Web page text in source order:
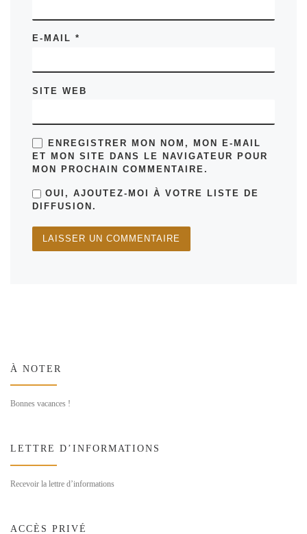
E-MAIL*
SITE WEB
ENREGISTRER MON NOM, MON E-MAIL
ET MON SITE DANS LE NAVIGATEUR POUR
MON PROCHAIN COMMENTAIRE.
OUI, AJOUTEZ-MOI À VOTRE LISTE DE
DIFFUSION.
À NOTER
Bonnes vacances !
LETTRE D’INFORMATIONS
Recevoir la lettre d’informations
ACCÈS PRIVÉ